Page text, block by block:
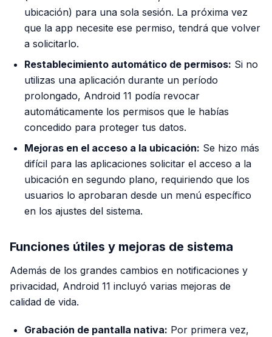
ubicación) para una sola sesión. La próxima vez
que la app necesite ese permiso, tendrá que volver
a solicitarlo.
Restablecimiento automático de permisos: Si no
utilizas una aplicación durante un período
prolongado, Android 11 podía revocar
automáticamente los permisos que le habías
concedido para proteger tus datos.
Mejoras en el acceso a la ubicación: Se hizo más
difícil para las aplicaciones solicitar el acceso a la
ubicación en segundo plano, requiriendo que los
usuarios lo aprobaran desde un menú específico
en los ajustes del sistema.
Funciones útiles y mejoras de sistema
Además de los grandes cambios en notificaciones y
privacidad, Android 11 incluyó varias mejoras de
calidad de vida.
Grabación de pantalla nativa: Por primera vez,